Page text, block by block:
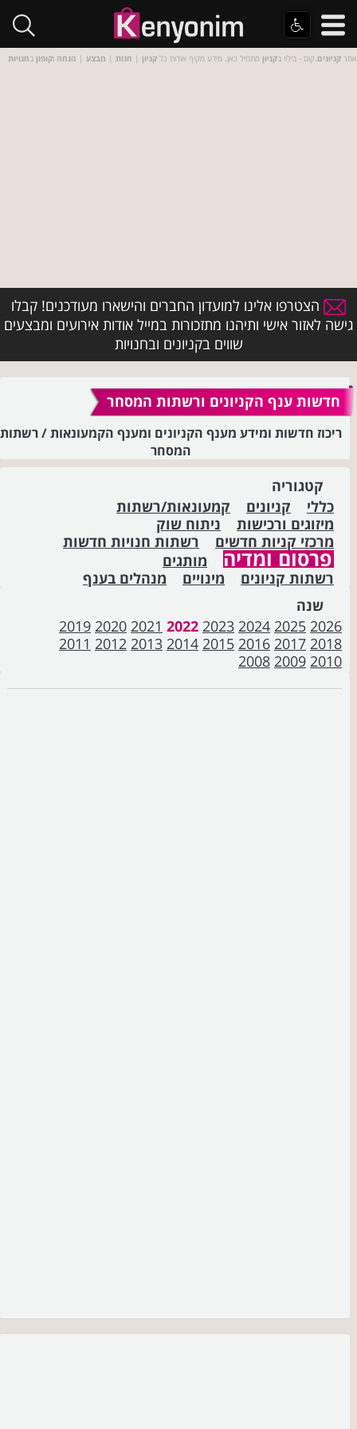
אתר קניונים.קום - בילוי בקניון מתחיל כאן. מידע מקיף אודות כל קניון | חנות | מבצע | הנחה וקופון בחנויות
הצטרפו אלינו למועדון החברים והישארו מעודכנים! קבלו
גישה לאזור אישי ותיהנו מתזכורות במייל אודות אירועים ומבצעים
שווים בקניונים ובחנויות
חדשות ענף הקניונים ורשתות המסחר
ריכוז חדשות ומידע מענף הקניונים ומענף הקמעונאות / רשתות
המסחר
קטגוריה
כללי
קניונים
קמעונאות/רשתות
מיזוגים ורכישות
ניתוח שוק
מרכזי קניות חדשים
רשתות חנויות חדשות
פרסום ומדיה
מותגים
רשתות קניונים
מינויים
מנהלים בענף
שנה
2026
2025
2024
2023
2022
2021
2020
2019
2018
2017
2016
2015
2014
2013
2012
2011
2010
2009
2008